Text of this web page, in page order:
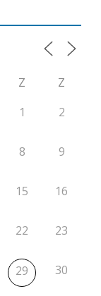
Z
Z
1 2
8 9
15 16
22 23
29 30